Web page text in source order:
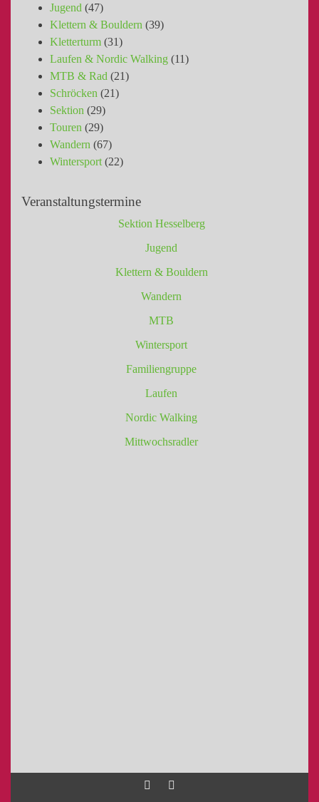
Jugend (47)
Klettern & Bouldern (39)
Kletterturm (31)
Laufen & Nordic Walking (11)
MTB & Rad (21)
Schröcken (21)
Sektion (29)
Touren (29)
Wandern (67)
Wintersport (22)
Veranstaltungstermine
Sektion Hesselberg
Jugend
Klettern & Bouldern
Wandern
MTB
Wintersport
Familiengruppe
Laufen
Nordic Walking
Mittwochsradler